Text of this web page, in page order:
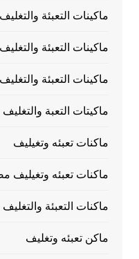
ماكينات التعبئة
ماكينات التعبئة
ماكينات التعبئة
ماكيتات التعبة والتغليف
ماكنات تعبئه وتغيليف
ماكنات تعبئه وتغيليف
ماكنات التعبئة والتغليف
ماكن تعبئه وتغليف